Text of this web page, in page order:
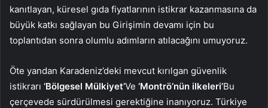
kanıtlayan, küresel gıda fiyatlarının istikrar kazanmasına da
büyük katkı sağlayan bu Girişimin devamı için bu
toplantıdan sonra olumlu adımların atılacağını umuyoruz.
Öte yandan Karadeniz’deki mevcut kırılgan güvenlik
istikrarı ‘Bölgesel Mülkiyet’Ve ‘Montrö’nün ilkeleri’Bu
çerçevede sürdürülmesi gerektiğine inanıyoruz. Türkiye